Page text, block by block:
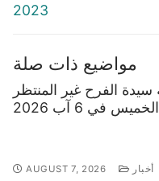
2023
مواضيع ذات صلة
AUGUST 7, 2026 أخبار